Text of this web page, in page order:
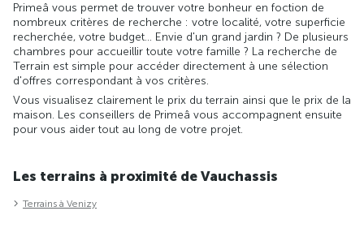
Primeâ vous permet de trouver votre bonheur en foction de
nombreux critères de recherche : votre localité, votre superficie
recherchée, votre budget... Envie d'un grand jardin ? De plusieurs
chambres pour accueillir toute votre famille ? La recherche de
Terrain est simple pour accéder directement à une sélection
d'offres correspondant à vos critères.
Vous visualisez clairement le prix du terrain ainsi que le prix de la
maison. Les conseillers de Primeâ vous accompagnent ensuite
pour vous aider tout au long de votre projet.
Les terrains à proximité de Vauchassis
Terrains à Venizy